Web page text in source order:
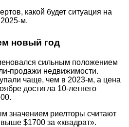
какой будет ситуация на
м.
новый год
сильным положением
продажи недвижимости.
чаще, чем в 2023-м, а цена
достигла 10-летнего
значением риелторы считают
выше $1700 за «квадрат».